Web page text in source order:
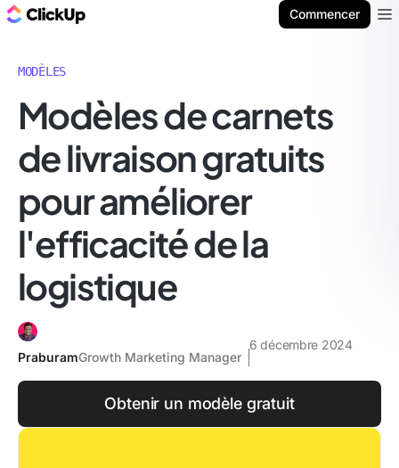
Commencer
MODÈLES
Modèles de carnets
de livraison gratuits
pour améliorer
l'efficacité de la
logistique
PraburamGrowth Marketing Manager
6 décembre 2024
Obtenir un modèle gratuit